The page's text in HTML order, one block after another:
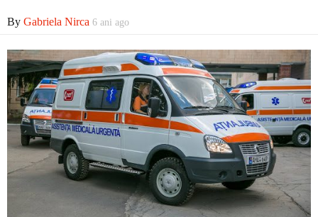
Economic
Contact
By Gabriela Nirca 6 ani ago